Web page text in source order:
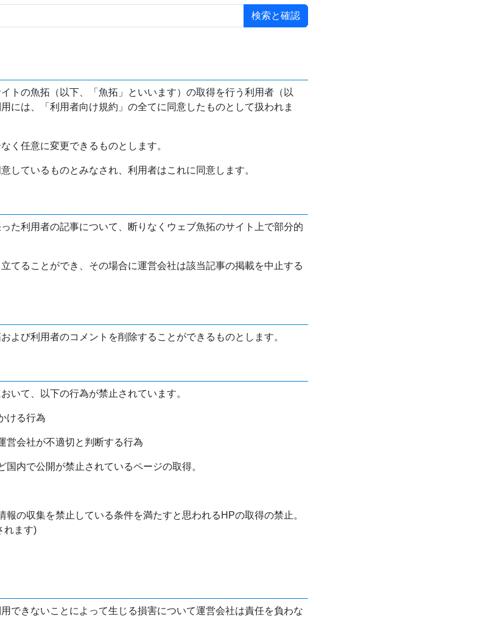
トの魚拓（以下、「魚拓」といいます）の取得を行う利用者（以
には、「利用者向け規約」の全てに同意したものとして扱われま
く任意に変更できるものとします。
しているものとみなされ、利用者はこれに同意します。
た利用者の記事について、断りなくウェブ魚拓のサイト上で部分的
てることができ、その場合に運営会社は該当記事の掲載を中止する
よび利用者のコメントを削除することができるものとします。
いて、以下の行為が禁止されています。
ける行為
営会社が不適切と判断する行為
内で公開が禁止されているページの取得。
の収集を禁止している条件を満たすと思われるHPの取得の禁止。
れます)
できないことによって生じる損害について運営会社は責任を負わな